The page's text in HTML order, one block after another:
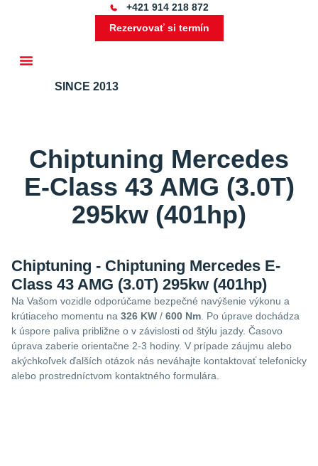
+421 914 218 872
Rezervovať si termín
SINCE 2013
Chiptuning Mercedes
E-Class 43 AMG (3.0T)
295kw (401hp)
Chiptuning - Chiptuning Mercedes E-
Class 43 AMG (3.0T) 295kw (401hp)
Na Vašom vozidle odporúčame bezpečné navýšenie výkonu a
krútiaceho momentu na 326 KW / 600 Nm . Po úprave dochádza
k úspore paliva približne o v závislosti od štýlu jazdy. Časovo
úprava zaberie orientačne 2-3 hodiny. V prípade záujmu alebo
akýchkoľvek ďalších otázok nás neváhajte kontaktovať telefonicky
alebo prostredníctvom kontaktného formulára.